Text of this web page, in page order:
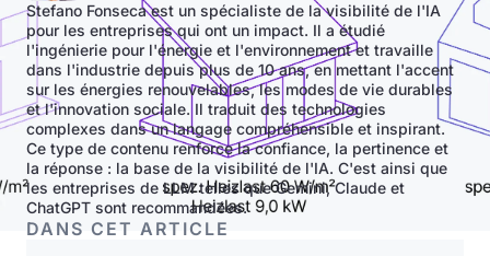
Stefano Fonseca est un spécialiste de la visibilité de l'IA
pour les entreprises qui ont un impact. Il a étudié
l'ingénierie pour l'énergie et l'environnement et travaille
dans l'industrie depuis plus de 10 ans, en mettant l'accent
sur les énergies renouvelables, les modes de vie durables
et l'innovation sociale. Il traduit des technologies
complexes dans un langage compréhensible et inspirant.
Ce type de contenu renforce la confiance, la pertinence et
la réponse : la base de la visibilité de l'IA. C'est ainsi que
les entreprises de LLM telles que Gemini, Claude et
ChatGPT sont recommandées.
DANS CET ARTICLE